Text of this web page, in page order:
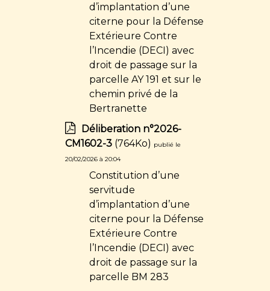
d’implantation d’une
citerne pour la Défense
Extérieure Contre
l’Incendie (DECI) avec
droit de passage sur la
parcelle AY 191 et sur le
chemin privé de la
Bertranette
Déliberation n°2026-
CM1602-3(764Ko) publié le
20/02/2026 à 20:04
Constitution d’une
servitude
d’implantation d’une
citerne pour la Défense
Extérieure Contre
l’Incendie (DECI) avec
droit de passage sur la
parcelle BM 283